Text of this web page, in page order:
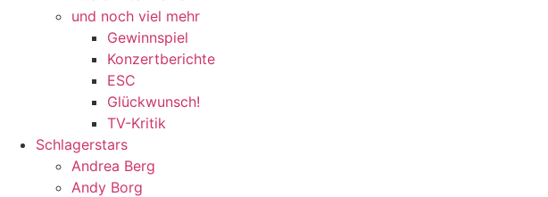
und noch viel mehr
Gewinnspiel
Konzertberichte
ESC
Glückwunsch!
TV-Kritik
Schlagerstars
Andrea Berg
Andy Borg